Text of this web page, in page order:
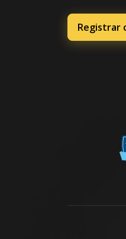
Registrar